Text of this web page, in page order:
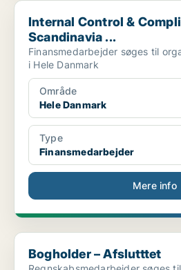
Internal Control & Compliance
Internal Control &
Scandinavia ...
Finansmedarbejder søges til
i Hele Danmark
Område
Hele Danmark
Type
Finansmedarbejder
Mere info
Bogholder – Afslutttet
Bogholder – Afslutttet